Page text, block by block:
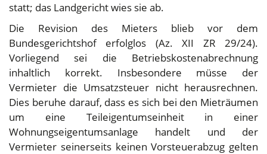
statt; das Landgericht wies sie ab.
Die Revision des Mieters blieb vor dem
Bundesgerichtshof erfolglos (Az. XII ZR 29/24).
Vorliegend sei die Betriebskostenabrechnung
inhaltlich korrekt. Insbesondere müsse der
Vermieter die Umsatzsteuer nicht herausrechnen.
Dies beruhe darauf, dass es sich bei den Mieträumen
um eine Teileigentumseinheit in einer
Wohnungseigentumsanlage handelt und der
Vermieter seinerseits keinen Vorsteuerabzug gelten